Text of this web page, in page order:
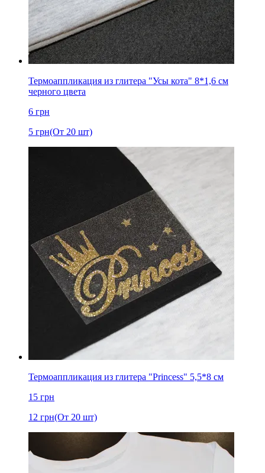
Термоаппликация из глитера "Усы кота" 8*1,6 см
черного цвета
6 грн
5 грн(От 20 шт)
Термоаппликация из глитера "Princess" 5,5*8 см
15 грн
12 грн(От 20 шт)